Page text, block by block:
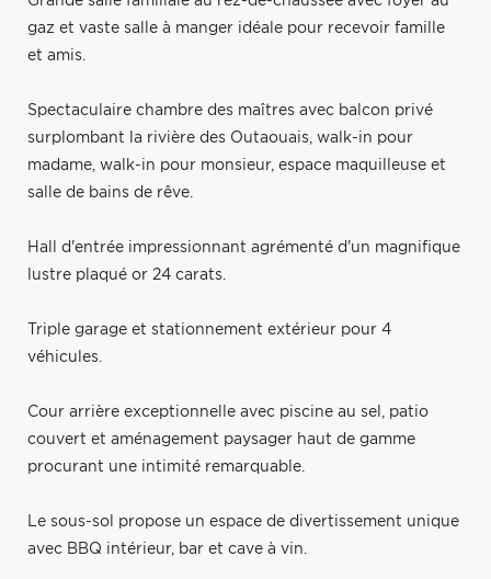
gaz et vaste salle à manger idéale pour recevoir famille
et amis.
Spectaculaire chambre des maîtres avec balcon privé
surplombant la rivière des Outaouais, walk-in pour
madame, walk-in pour monsieur, espace maquilleuse et
salle de bains de rêve.
Hall d'entrée impressionnant agrémenté d'un magnifique
lustre plaqué or 24 carats.
Triple garage et stationnement extérieur pour 4
véhicules.
Cour arrière exceptionnelle avec piscine au sel, patio
couvert et aménagement paysager haut de gamme
procurant une intimité remarquable.
Le sous-sol propose un espace de divertissement unique
avec BBQ intérieur, bar et cave à vin.